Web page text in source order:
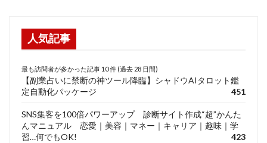
人気記事
最も訪問者が多かった記事 10 件 (過去 28 日間)
【副業占いに禁断の神ツール降臨】シャドウAIタロット鑑
定自動化パッケージ
451
SNS集客を100倍パワーアップ 診断サイト作成“超”かんた
んマニュアル 恋愛｜美容｜マネー｜キャリア｜趣味｜学
習…何でもOK!
423